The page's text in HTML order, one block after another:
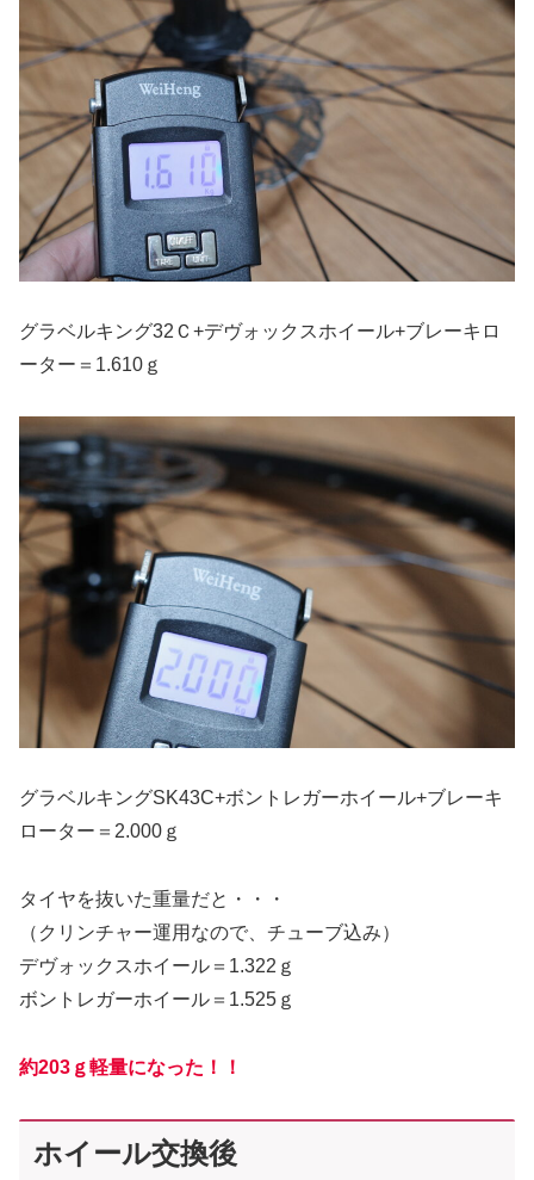
グラベルキング32Ｃ+デヴォックスホイール+ブレーキロ
ーター＝1.610ｇ
グラベルキングSK43C+ボントレガーホイール+ブレーキ
ローター＝2.000ｇ
タイヤを抜いた重量だと・・・
（クリンチャー運用なので、チューブ込み）
デヴォックスホイール＝1.322ｇ
ボントレガーホイール＝1.525ｇ
約203ｇ軽量になった！！
ホイール交換後